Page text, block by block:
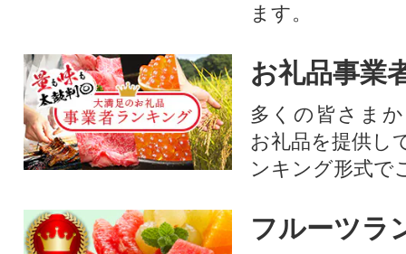
ます。
お礼品事業
多くの皆さま
お礼品を提供し
ンキング形式で
フルーツラ